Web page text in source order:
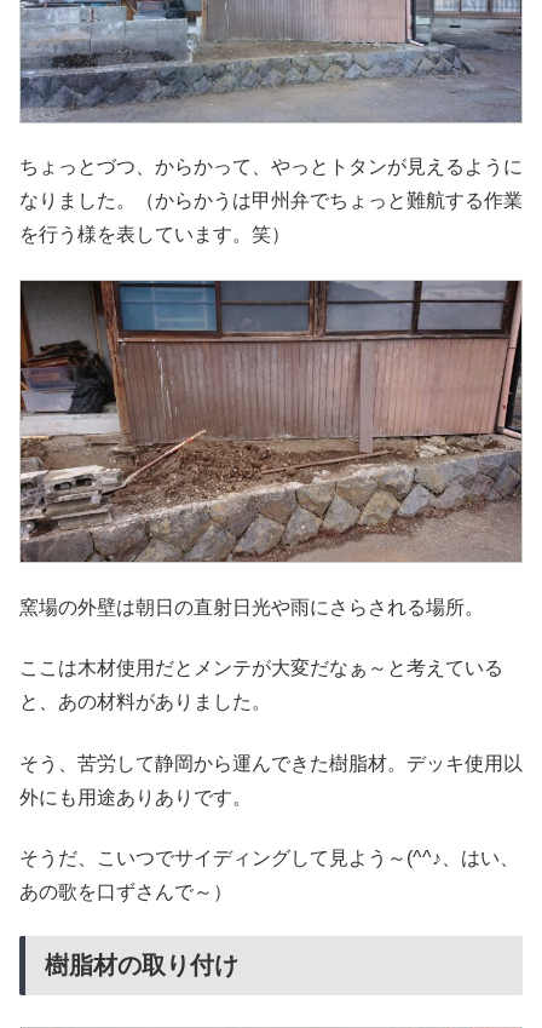
ちょっとづつ、からかって、やっとトタンが見えるように
なりました。（からかうは甲州弁でちょっと難航する作業
を行う様を表しています。笑）
窯場の外壁は朝日の直射日光や雨にさらされる場所。
ここは木材使用だとメンテが大変だなぁ～と考えている
と、あの材料がありました。
そう、苦労して静岡から運んできた樹脂材。デッキ使用以
外にも用途ありありです。
そうだ、こいつでサイディングして見よう～(^^♪、はい、
あの歌を口ずさんで～）
樹脂材の取り付け